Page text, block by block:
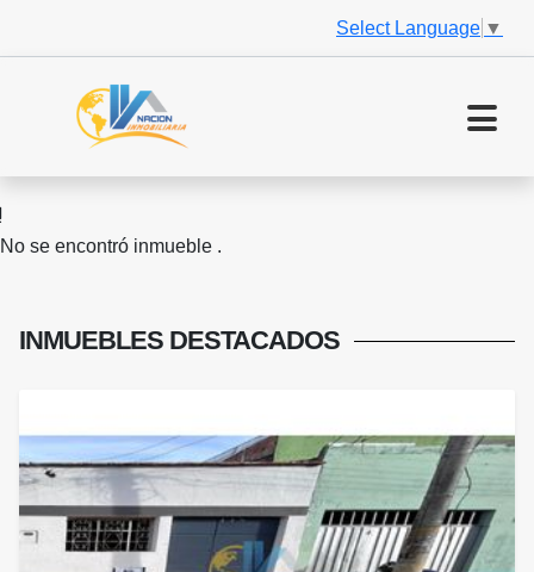
Select Language ▼
No se encontró inmueble .
INMUEBLES DESTACADOS